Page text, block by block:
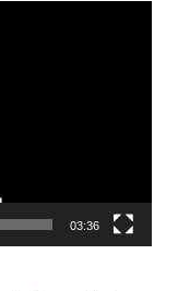
03:36